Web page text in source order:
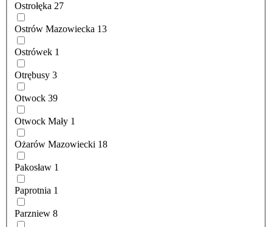
Ostrołęka 27
Ostrów Mazowiecka 13
Ostrówek 1
Otrębusy 3
Otwock 39
Otwock Mały 1
Ożarów Mazowiecki 18
Pakosław 1
Paprotnia 1
Parzniew 8